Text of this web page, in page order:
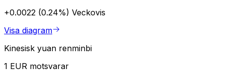
+0.0022 (0.24%) Veckovis
Visa diagram
Kinesisk yuan renminbi
1 EUR motsvarar